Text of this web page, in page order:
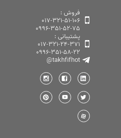
فروش :
017-321-51-106
0996-351-52-75
پشتیبانی :
017-321-24-371
0996-351-58-22
@takhfifhot